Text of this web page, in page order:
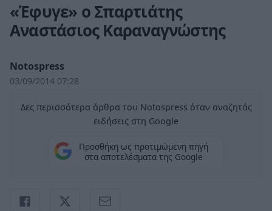
«Έφυγε» ο Σπαρτιάτης
Αναστάσιος Καραναγνώστης
Notospress
03/09/2014 07:28
Δες περισσότερα άρθρα του Notospress όταν αναζητάς
ειδήσεις στη Google
Προσθήκη ως προτιμώμενη πηγή
στα αποτελέσματα της Google